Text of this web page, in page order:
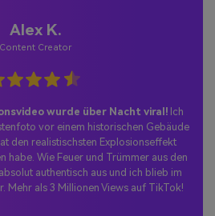
Filmstudentin
KI-Gebäudeexplosions-Effekte
Trümmer, die Rauchsimulation und die
realistisch. Ich habe denKI-
für mein Klassenprojekt verwendet und
Note bekommen!